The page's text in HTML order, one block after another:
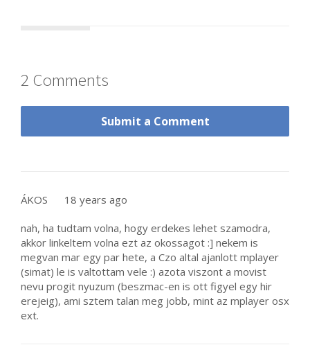
2 Comments
Submit a Comment
ÁKOS 18 years ago
nah, ha tudtam volna, hogy erdekes lehet szamodra,
akkor linkeltem volna ezt az okossagot :] nekem is
megvan mar egy par hete, a Czo altal ajanlott mplayer
(simat) le is valtottam vele :) azota viszont a movist
nevu progit nyuzum (beszmac-en is ott figyel egy hir
erejeig), ami sztem talan meg jobb, mint az mplayer osx
ext.